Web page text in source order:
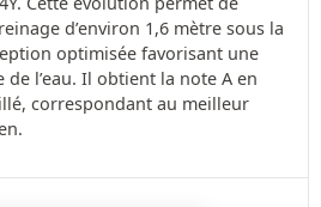
d’environ 1,6 mètre sous la
optimisée favorisant une
l’eau. Il obtient la note A en
correspondant au meilleur